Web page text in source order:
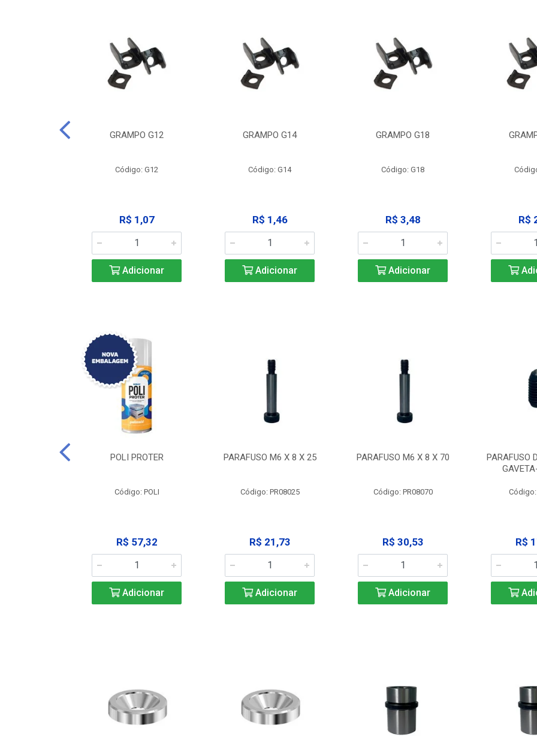
GRAMPO G12
Código: G12
R$ 1,07
Adicionar
GRAMPO G14
Código: G14
R$ 1,46
Adicionar
GRAMPO G18
Código: G18
R$ 3,48
Adicionar
R$
POLI PROTER
Código: POLI
R$ 57,32
Adicionar
PARAFUSO M6 X 8 X 25
Código: PR08025
R$ 21,73
Adicionar
PARAFUSO M6 X 8 X 70
Código: PR08070
R$ 30,53
Adicionar
PARAFUSO
Código:
R$